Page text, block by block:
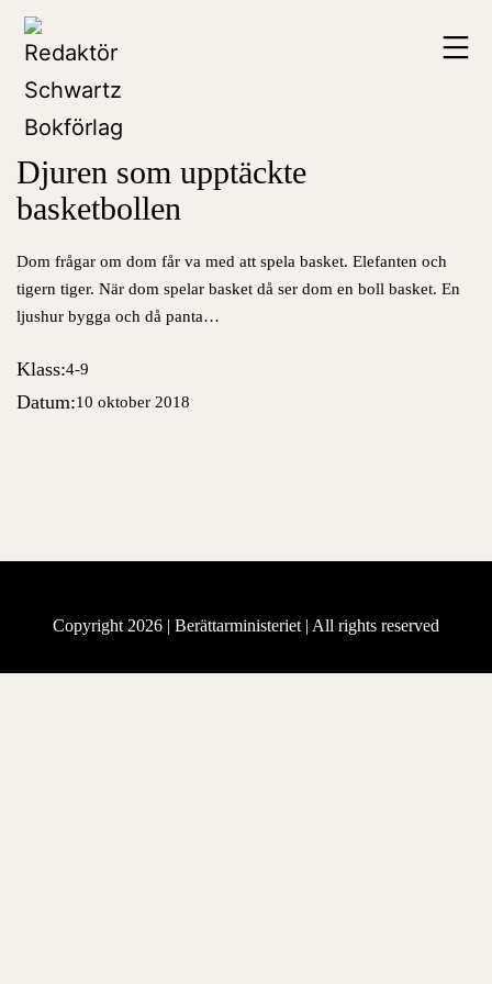
Hoppa
innehåll
Redaktör
Schwartz
Bokförlag
Djuren som upptäckte
basketbollen
Dom frågar om dom får va med att spela basket. Elefanten och
tigern tiger. När dom spelar basket då ser dom en boll basket. En
ljushur bygga och då panta…
Klass:4-9
Datum:10 oktober 2018
Copyright 2026 | Berättarministeriet | All rights reserved